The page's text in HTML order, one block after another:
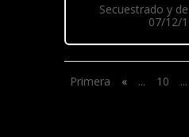
Secuestrado y
07/12/
Primera « ... 10 ...